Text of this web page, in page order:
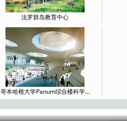
孔洞的魅力——西交利物浦
大学行政信息楼设计
法罗群岛教育中心
法罗群岛教育中心
哥本哈根大学Panum综合楼科学…